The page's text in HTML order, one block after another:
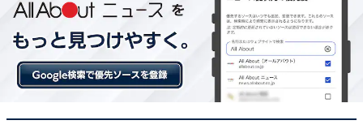
楽天トラベルでクーポン祭を見る